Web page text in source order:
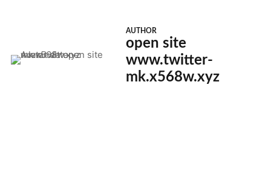
AUTHOR
open site
www.twitter-
mk.x568w.xyz